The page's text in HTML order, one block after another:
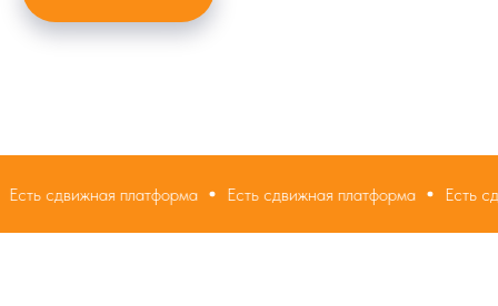
платформа Есть сдвижная платформа Есть